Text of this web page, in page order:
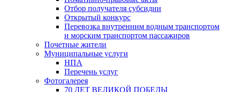
Отбор получателя субсидии
Открытый конкурс
Перевозка внутренним водным транспортом
и морским транспортом пассажиров
Почетные жители
Муниципальные услуги
НПА
Перечень услуг
Фотогалерея
70 ЛЕТ ВЕЛИКОЙ ПОБЕДЫ